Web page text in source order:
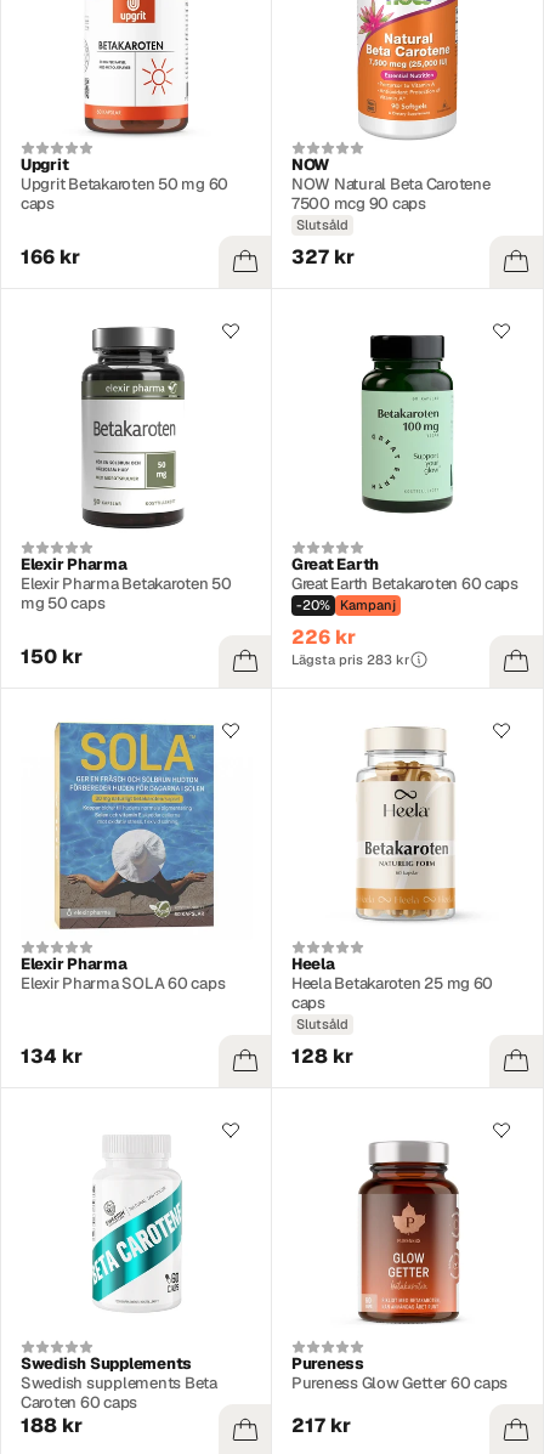
Upgrit
Upgrit Betakaroten 50 mg 60
caps
166 kr
NOW
NOW Natural Beta Carotene
7500 mcg 90 caps
Slutsåld
327 kr
Elexir Pharma
Elexir Pharma Betakaroten 50
mg 50 caps
150 kr
Great Earth
Great Earth Betakaroten 60 caps
-20% Kampanj
226 kr
Lägsta pris 283 kr
Elexir Pharma
Elexir Pharma SOLA 60 caps
134 kr
Heela
Heela Betakaroten 25 mg 60
caps
Slutsåld
128 kr
Swedish Supplements
Swedish supplements Beta
Caroten 60 caps
188 kr
Pureness
Pureness Glow Getter 60 caps
217 kr